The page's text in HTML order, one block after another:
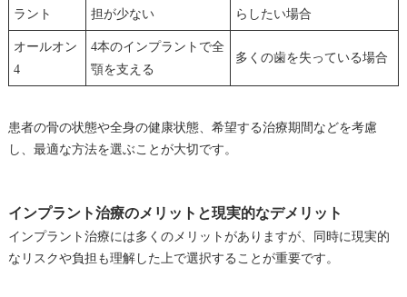
ラント
担が少ない
らしたい場合
オールオン
4
4本のインプラントで全
顎を支える
多くの歯を失っている場合
患者の骨の状態や全身の健康状態、希望する治療期間などを考慮
し、最適な方法を選ぶことが大切です。
インプラント治療のメリットと現実的なデメリット
インプラント治療には多くのメリットがありますが、同時に現実的
なリスクや負担も理解した上で選択することが重要です。